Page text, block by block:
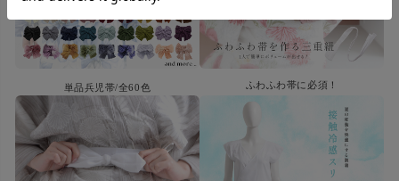
単品兵児帯/全60色 ふわふわ帯に必須！